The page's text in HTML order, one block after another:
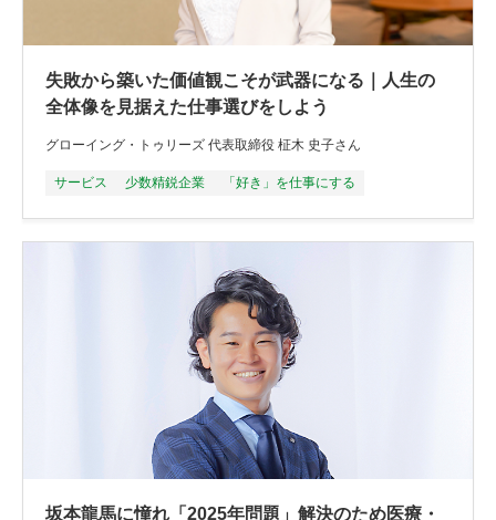
失敗から築いた価値観こそが武器になる｜人生の
全体像を見据えた仕事選びをしよう
グローイング・トゥリーズ 代表取締役 柾木 史子さん
サービス 少数精鋭企業 「好き」を仕事にする
坂本龍馬に憧れ「2025年問題」解決のため医療・